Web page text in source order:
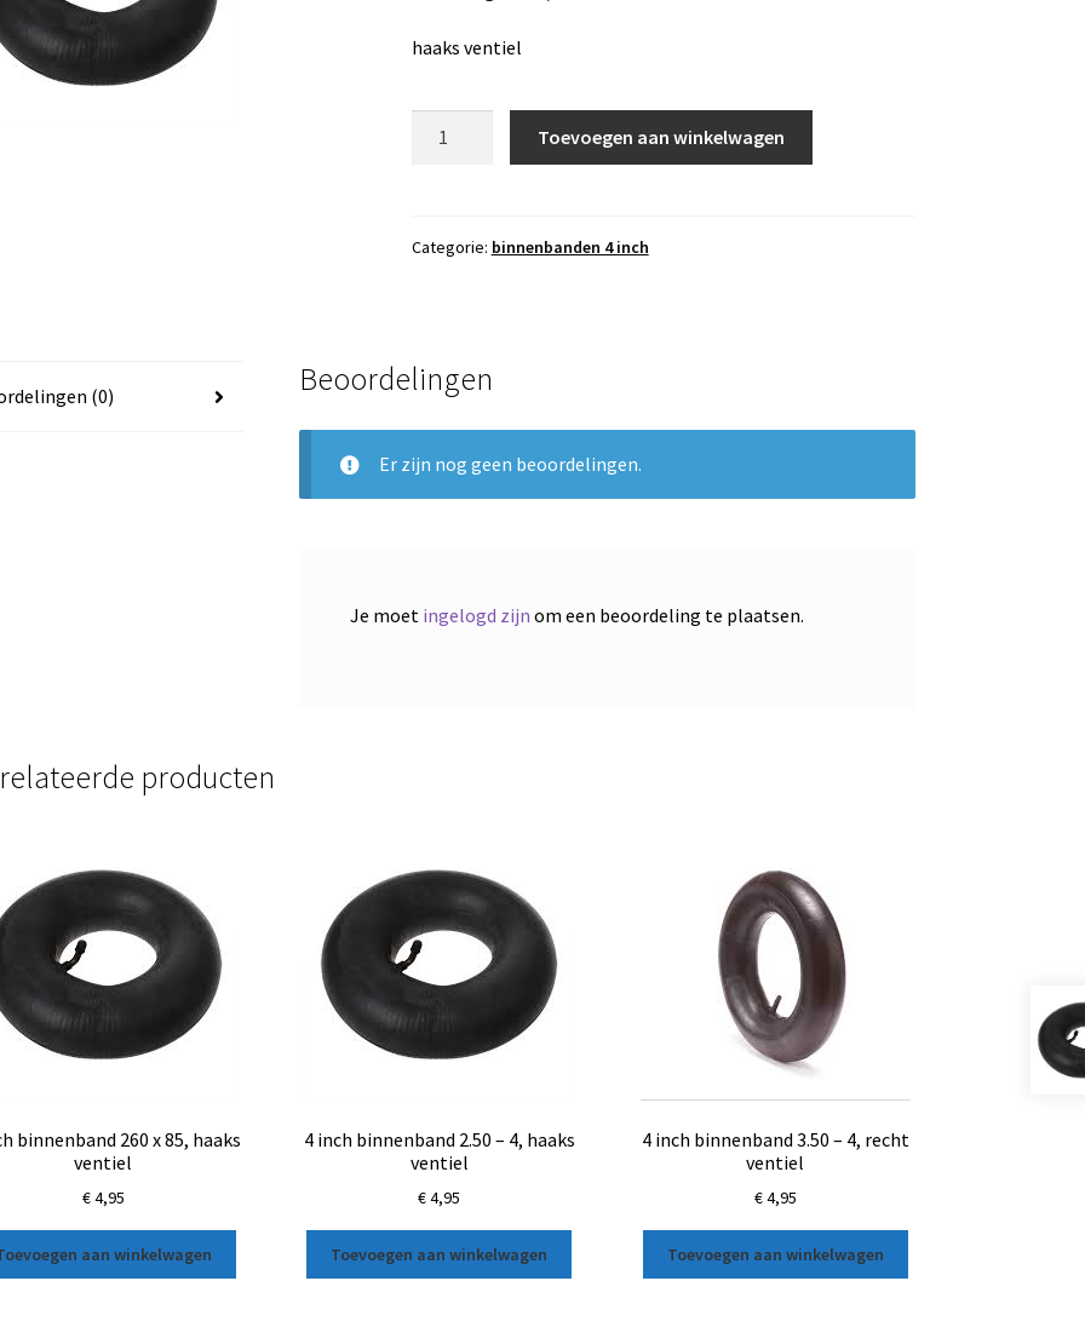
haaks ventiel
-
aantal
Toevoegen aan winkelwagen
Categorie: binnenbanden 4 inch
(0) Beoordelingen
Er zijn nog geen beoordelingen.
Je moet ingelogd zijn om een beoordeling te plaatsen.
producten
binnenband 260 x 85, haaks
ventiel
€4,95
aan winkelwagen
4 inch binnenband 2.50 – 4, haaks
ventiel
€4,95
Toevoegen aan winkelwagen
4 inch binnenband 3.50 – 4, recht
ventiel
€4,95
Toevoegen aan winkelwagen